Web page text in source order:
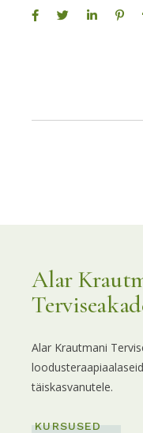
Alar
Alar Krautmani
täiskasvanutele.
KURSUSED